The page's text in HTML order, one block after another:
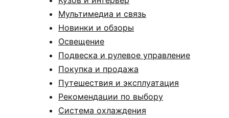
Мультимедиа и связь
Новинки и обзоры
Освещение
Подвеска и рулевое управление
Покупка и продажа
Путешествия и эксплуатация
Рекомендации по выбору
Система охлаждения